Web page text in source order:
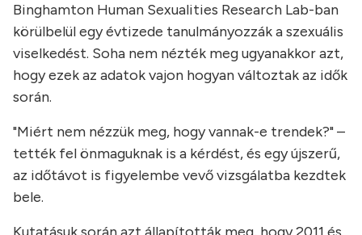
Binghamton Human Sexualities Research Lab-ban
körülbelül egy évtizede tanulmányozzák a szexuális
viselkedést. Soha nem nézték meg ugyanakkor azt,
hogy ezek az adatok vajon hogyan változtak az idők
során.
"Miért nem nézzük meg, hogy vannak-e trendek?" –
tették fel önmaguknak is a kérdést, és egy újszerű,
az időtávot is figyelembe vevő vizsgálatba kezdtek
bele.